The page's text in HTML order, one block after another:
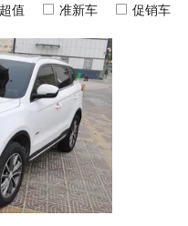
超值 准新车 促销车